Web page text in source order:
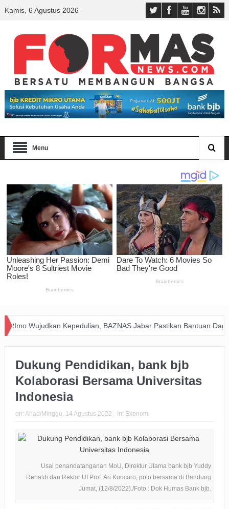
Kamis, 6 Agustus 2026
Menu
BAZNAS Jabar Pastikan Bantuan Daging Menjangkau Pelosok
Dukung Pendidikan, bank bjb
Kolaborasi Bersama Universitas
Indonesia
on: Ahad/Minggu, 14 Agustus 2022 In: Ekonomi
Usai penandatanganan MoU, Direktur Utama bank bjb Yuddy
Renaldi dan Rektor UI Prof. Ari Kuncoro, poto bersama di Bandung
Jumat, (12/8/2022)./Foto : Dok Humas Bank bjb.